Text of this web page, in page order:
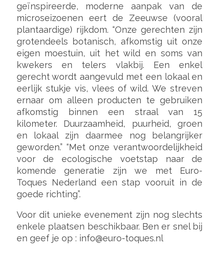
geïnspireerde, moderne aanpak van de
microseizoenen eert de Zeeuwse (vooral
plantaardige) rijkdom. “Onze gerechten zijn
grotendeels botanisch, afkomstig uit onze
eigen moestuin, uit het wild en soms van
kwekers en telers vlakbij. Een enkel
gerecht wordt aangevuld met een lokaal en
eerlijk stukje vis, vlees of wild. We streven
ernaar om alleen producten te gebruiken
afkomstig binnen een straal van 15
kilometer. Duurzaamheid, puurheid, groen
en lokaal zijn daarmee nog belangrijker
geworden.” “Met onze verantwoordelijkheid
voor de ecologische voetstap naar de
komende generatie zijn we met Euro-
Toques Nederland een stap vooruit in de
goede richting”.
Voor dit unieke evenement zijn nog slechts
enkele plaatsen beschikbaar. Ben er snel bij
en geef je op : info@euro-toques.nl